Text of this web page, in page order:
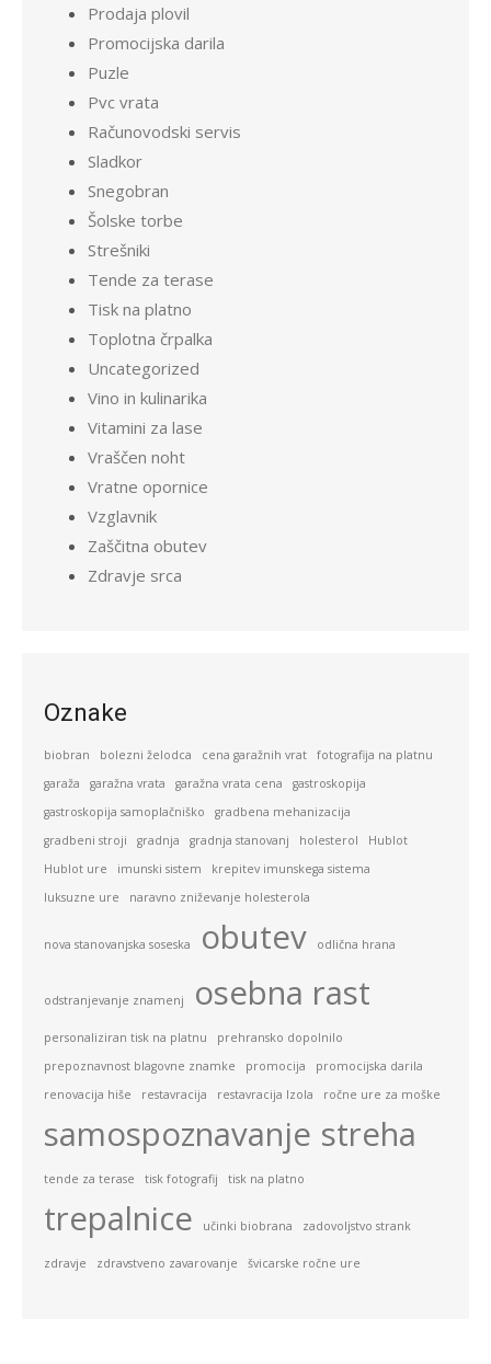
Prodaja plovil
Promocijska darila
Puzle
Pvc vrata
Računovodski servis
Sladkor
Snegobran
Šolske torbe
Strešniki
Tende za terase
Tisk na platno
Toplotna črpalka
Uncategorized
Vino in kulinarika
Vitamini za lase
Vraščen noht
Vratne opornice
Vzglavnik
Zaščitna obutev
Zdravje srca
Oznake
biobran bolezni želodca cena garažnih vrat
fotografija na platnu
garaža
garažna vrata garažna vrata cena
gastroskopija
gastroskopija samoplačniško
gradbena mehanizacija
gradbeni stroji
gradnja gradnja stanovanj holesterol
Hublot
Hublot ure
imunski sistem
krepitev imunskega sistema
luksuzne ure
naravno zniževanje holesterola
nova stanovanjska soseska obutev odlična hrana
odstranjevanje znamenj osebna rast
personaliziran tisk na platnu
prehransko dopolnilo
prepoznavnost blagovne znamke
promocija
promocijska darila
renovacija hiše
restavracija restavracija Izola ročne ure za moške
samospoznavanje streha
tende za terase tisk fotografij tisk na platno
trepalnice učinki biobrana zadovoljstvo strank
zdravje zdravstveno zavarovanje švicarske ročne ure